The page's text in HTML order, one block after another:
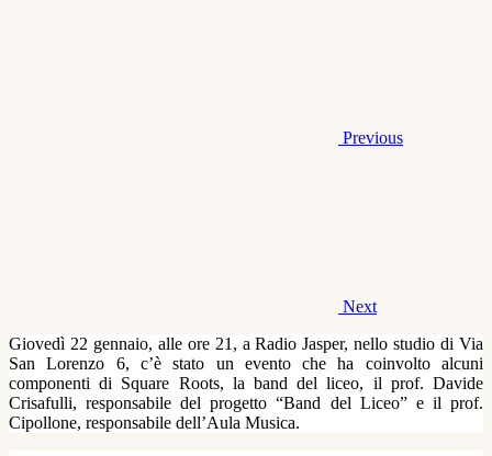
Previous
Next
Giovedì 22 gennaio, alle ore 21, a Radio Jasper, nello studio di Via
San Lorenzo 6, c’è stato un evento che ha coinvolto alcuni
componenti di Square Roots, la band del liceo, il prof. Davide
Crisafulli, responsabile del progetto “Band del Liceo” e il prof.
Cipollone, responsabile dell’Aula Musica.